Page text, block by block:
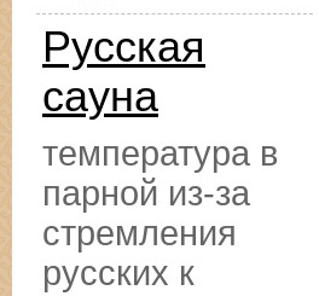
Русская
сауна
температура в
парной из-за
стремления
русских к